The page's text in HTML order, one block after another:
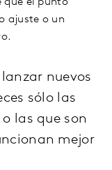
ajuste o un
nuevos
sólo las
las que son
mejor